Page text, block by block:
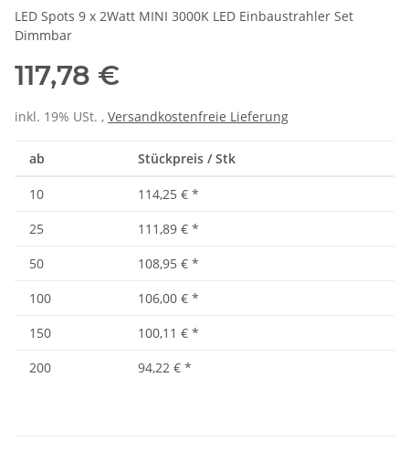
LED Spots 9 x 2Watt MINI 3000K LED Einbaustrahler Set
Dimmbar
117,78 €
inkl. 19% USt. , Versandkostenfreie Lieferung
ab Stückpreis / Stk
10 114,25 € *
25
111,89 € *
50
108,95 € *
100
106,00 € *
150
100,11 € *
200
94,22 € *